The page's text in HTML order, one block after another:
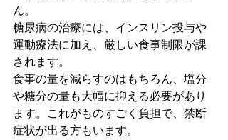
ん。
糖尿病の治療には、インスリン投与や
運動療法に加え、厳しい食事制限が課
されます。
食事の量を減らすのはもちろん、塩分
や糖分の量も大幅に抑える必要があり
ます。これがものすごく負担で、禁断
症状が出る方もいます。